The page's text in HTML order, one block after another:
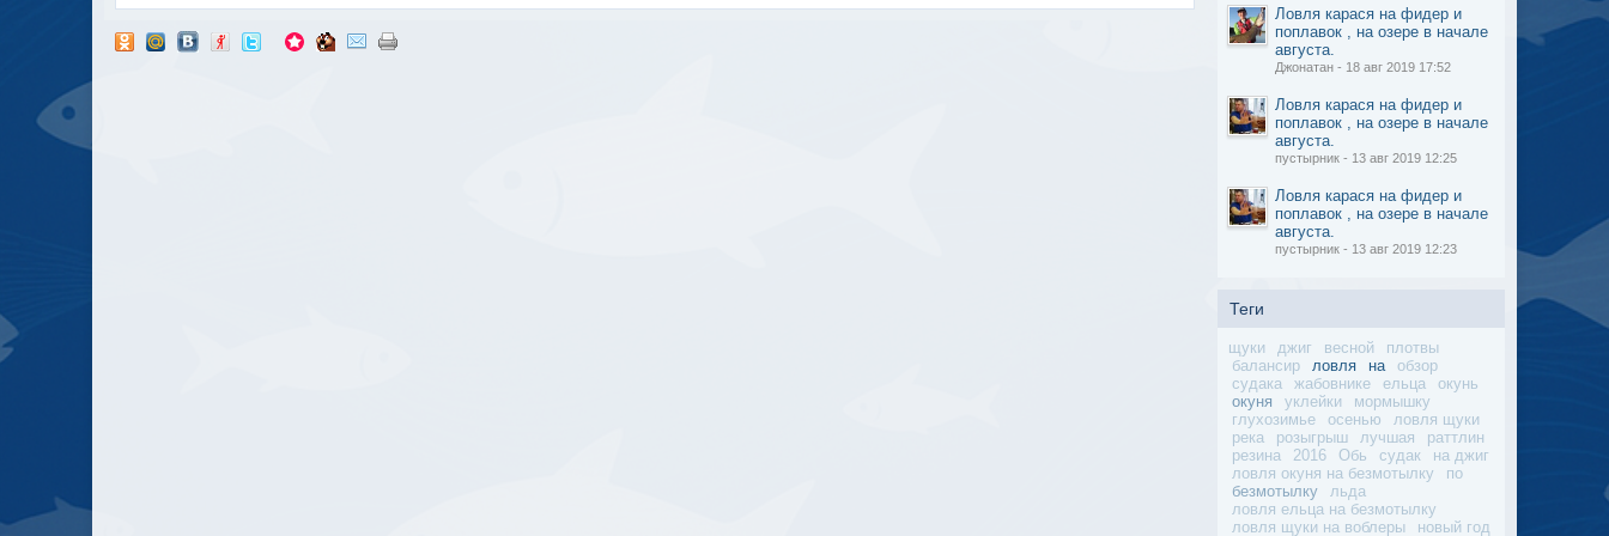
Ловля карася на фидер и
поплавок , на озере в начале
августа.
Джонатан - 18 авг 2019 17:52
Ловля карася на фидер и
поплавок , на озере в начале
августа.
пустырник - 13 авг 2019 12:25
Ловля карася на фидер и
поплавок , на озере в начале
августа.
пустырник - 13 авг 2019 12:23
Теги
щуки джиг весной
плотвы
балансир
ловля на
обзор
судака
жабовнике ельца
окунь
окуня
уклейки
мормышку
глухозимье
осенью
ловля щуки
река
розыгрыш лучшая
раттлин
резина
2016 Обь судак
на джиг
ловля окуня на безмотылку
по
безмотылку
льда
ловля ельца на безмотылку
ловля щуки на воблеры
новый год